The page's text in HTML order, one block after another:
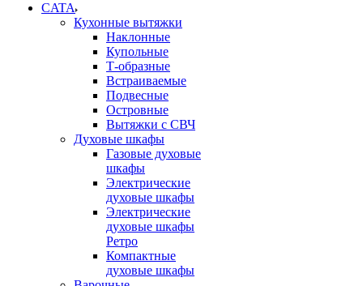
CATA
Кухонные вытяжки
Наклонные
Купольные
Т-образные
Встраиваемые
Подвесные
Островные
Вытяжки с СВЧ
Духовые шкафы
Газовые духовые
шкафы
Электрические
духовые шкафы
Электрические
духовые шкафы
Ретро
Компактные
духовые шкафы